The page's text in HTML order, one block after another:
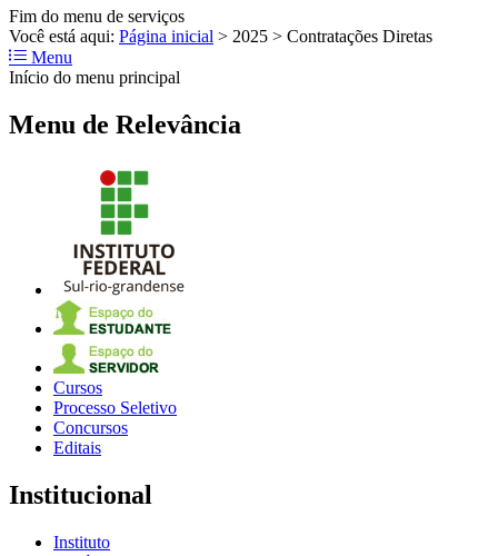
Fim do menu de serviços
Você está aqui: Página inicial > 2025 > Contratações Diretas
Menu
Início do menu principal
Menu de Relevância
Cursos
Processo Seletivo
Concursos
Editais
Institucional
Instituto